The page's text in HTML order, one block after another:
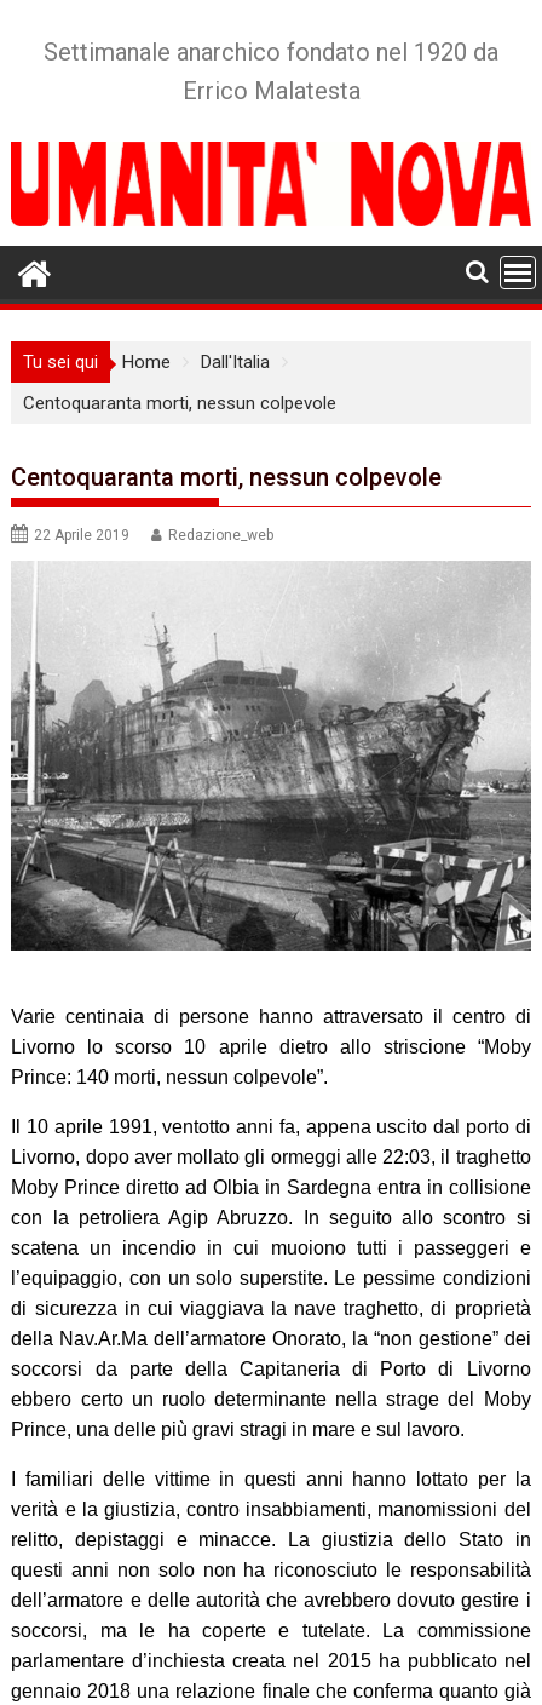
Settimanale anarchico fondato nel 1920 da
Errico Malatesta
Tu sei qui Home
Dall'Italia
Centoquaranta morti, nessun colpevole
Centoquaranta morti, nessun colpevole
22 Aprile 2019 Redazione_web
Varie centinaia di persone hanno attraversato il centro di
Livorno lo scorso 10 aprile dietro allo striscione “Moby
Prince: 140 morti, nessun colpevole”.
Il 10 aprile 1991, ventotto anni fa, appena uscito dal porto di
Livorno, dopo aver mollato gli ormeggi alle 22:03, il traghetto
Moby Prince diretto ad Olbia in Sardegna entra in collisione
con la petroliera Agip Abruzzo. In seguito allo scontro si
scatena un incendio in cui muoiono tutti i passeggeri e
l’equipaggio, con un solo superstite. Le pessime condizioni
di sicurezza in cui viaggiava la nave traghetto, di proprietà
della Nav.Ar.Ma dell’armatore Onorato, la “non gestione” dei
soccorsi da parte della Capitaneria di Porto di Livorno
ebbero certo un ruolo determinante nella strage del Moby
Prince, una delle più gravi stragi in mare e sul lavoro.
I familiari delle vittime in questi anni hanno lottato per la
verità e la giustizia, contro insabbiamenti, manomissioni del
relitto, depistaggi e minacce. La giustizia dello Stato in
questi anni non solo non ha riconosciuto le responsabilità
dell’armatore e delle autorità che avrebbero dovuto gestire i
soccorsi, ma le ha coperte e tutelate. La commissione
parlamentare d’inchiesta creata nel 2015 ha pubblicato nel
gennaio 2018 una relazione finale che conferma quanto già